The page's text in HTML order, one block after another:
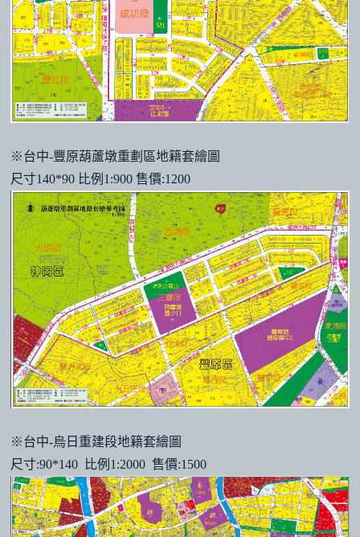
※台中-豐原葫蘆墩重劃區地籍套繪圖
尺寸140*90 比例1:900 售價:1200
※台中-烏日重建段地籍套繪圖
尺寸:90*140 比例1:2000 售價:1500